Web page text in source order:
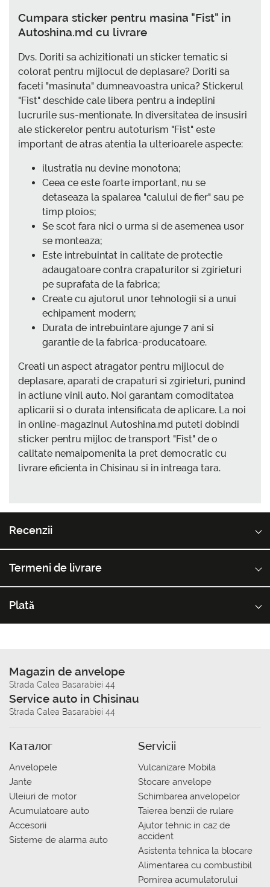
Cumpara sticker pentru masina "Fist" in
Autoshina.md cu livrare
Dvs. Doriti sa achizitionati un sticker tematic si
colorat pentru mijlocul de deplasare? Doriti sa
faceti "masinuta" dumneavoastra unica? Stickerul
"Fist" deschide cale libera pentru a indeplini
lucrurile sus-mentionate. In diversitatea de insusiri
ale stickerelor pentru autoturism "Fist" este
important de atras atentia la ulterioarele aspecte:
ilustratia nu devine monotona;
Ceea ce este foarte important, nu se
detaseaza la spalarea "calului de fier" sau pe
timp ploios;
Se scot fara nici o urma si de asemenea usor
se monteaza;
Este intrebuintat in calitate de protectie
adaugatoare contra crapaturilor si zgirieturi
pe suprafata de la fabrica;
Create cu ajutorul unor tehnologii si a unui
echipament modern;
Durata de intrebuintare ajunge 7 ani si
garantie de la fabrica-producatoare.
Creati un aspect atragator pentru mijlocul de
deplasare, aparati de crapaturi si zgirieturi, punind
in actiune vinil auto. Noi garantam comoditatea
aplicarii si o durata intensificata de aplicare. La noi
in online-magazinul Autoshina.md puteti dobindi
sticker pentru mijloc de transport "Fist" de o
calitate nemaipomenita la pret democratic cu
livrare eficienta in Chisinau si in intreaga tara.
Recenzii
Termeni de livrare
Plată
Magazin de anvelope
Strada Calea Basarabiei 44
Service auto in Chisinau
Strada Calea Basarabiei 44
Каталог
Anvelopele
Jante
Uleiuri de motor
Acumulatoare auto
Accesorii
Sisteme de alarma auto
Servicii
Vulcanizare Mobila
Stocare anvelope
Schimbarea anvelopelor
Taierea benzii de rulare
Ajutor tehnic in caz de
accident
Asistenta tehnica la blocare
Alimentarea cu combustibil
Pornirea acumulatorului